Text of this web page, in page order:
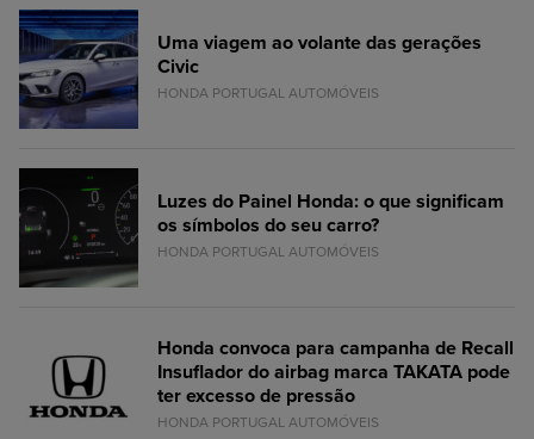
Uma viagem ao volante das gerações
Civic
HONDA PORTUGAL AUTOMÓVEIS
Luzes do Painel Honda: o que significam
os símbolos do seu carro?
HONDA PORTUGAL AUTOMÓVEIS
Honda convoca para campanha de Recall
Insuflador do airbag marca TAKATA pode
ter excesso de pressão
HONDA PORTUGAL AUTOMÓVEIS